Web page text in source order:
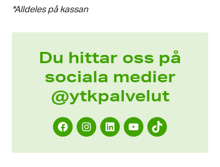
*Alldeles på kassan
Du hittar oss på
sociala medier
@ytkpalvelut
F
I
L
Y
T